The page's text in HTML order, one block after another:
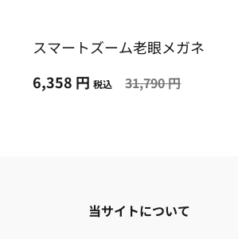
スマートズーム老眼メガネ
6,358 円 税込 31,790 円
当サイトについて